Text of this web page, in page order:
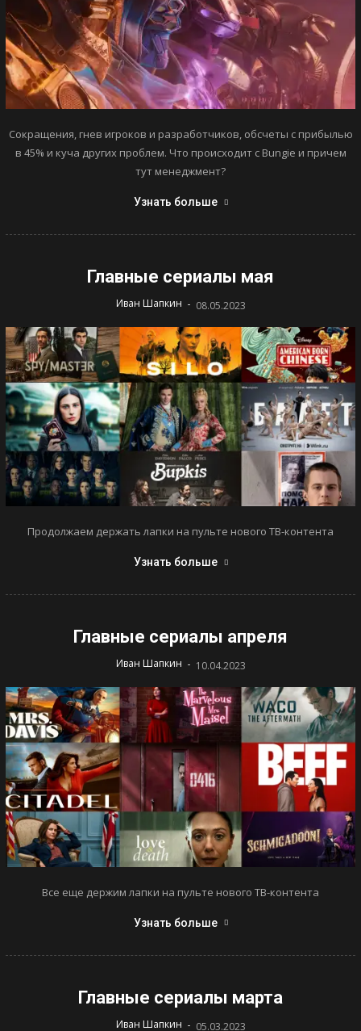
Сокращения, гнев игроков и разработчиков, обсчеты с прибылью
в 45% и куча других проблем. Что происходит с Bungie и причем
тут менеджмент?
Узнать больше
Главные сериалы мая
Иван Шапкин - 08.05.2023
Продолжаем держать лапки на пульте нового ТВ-контента
Узнать больше
Главные сериалы апреля
Иван Шапкин - 10.04.2023
Все еще держим лапки на пульте нового ТВ-контента
Узнать больше
Главные сериалы марта
Иван Шапкин - 05.03.2023